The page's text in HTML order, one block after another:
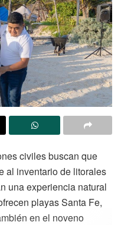
civiles buscan que
al inventario de litorales
una experiencia natural
playas Santa Fe,
en el noveno